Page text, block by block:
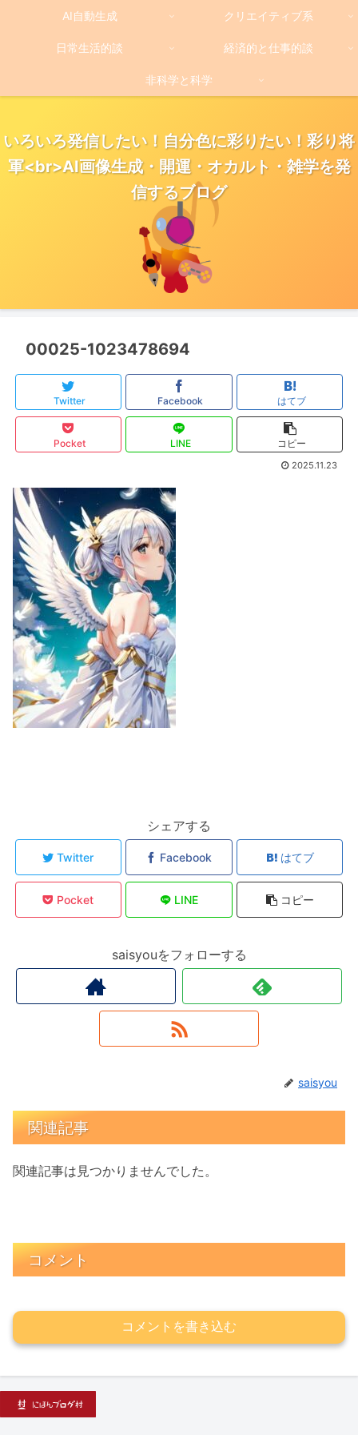
いろいろ発信したい！自分色に彩りたい！彩り将
軍<br>AI画像生成・開運・オカルト・雑学を発
信するブログ
AI自動生成 クリエイティブ系
日常生活的談 経済的と仕事的談
非科学と科学
00025-1023478694
Twitter Facebook はてブ
Pocket LINE コピー
2025.11.23
シェアする
Twitter Facebook はてブ
Pocket LINE コピー
saisyouをフォローする
saisyou
関連記事
関連記事は見つかりませんでした。
コメント
コメントを書き込む